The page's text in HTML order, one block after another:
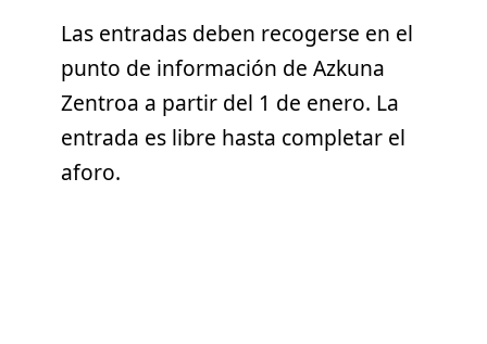
Las entradas deben recogerse en el
punto de información de Azkuna
Zentroa a partir del 1 de enero. La
entrada es libre hasta completar el
aforo.